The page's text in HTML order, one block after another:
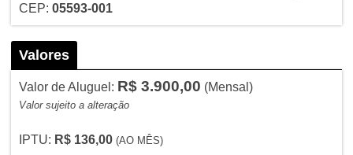
CEP: 05593-001
Valores
Valor de Aluguel: R$ 3.900,00 (Mensal)
Valor sujeito a alteração
IPTU: R$ 136,00 (AO MÊS)